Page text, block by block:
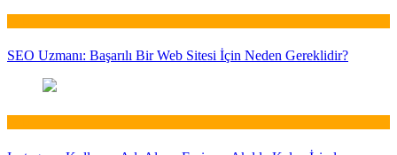
SEO Uzmanı: Başarılı Bir Web Sitesi İçin Neden Gereklidir?